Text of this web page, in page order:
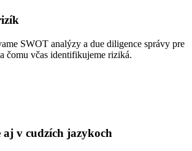
SWOT analýzy a due diligence správy pre
čomu včas identifikujeme riziká.
v cudzích jazykoch